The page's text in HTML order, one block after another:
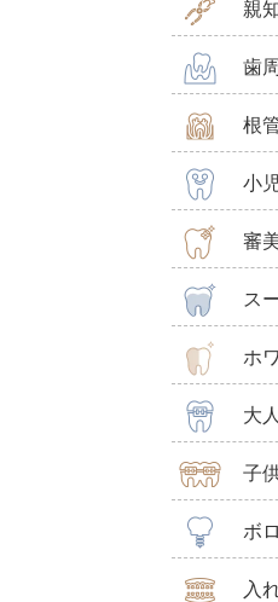
親
歯
根
小
審
ス
ホ
大
子
ボ
入